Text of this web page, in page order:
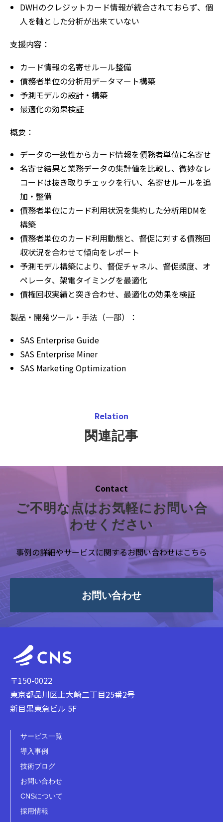
DWHのクレジットカード情報が統合されておらず、個
人を軸とした分析が出来ていない
支援内容：
カード情報の名寄せルール整備
債務者単位の分析用データマート構築
予測モデルの設計・構築
最適化の効果検証
概要：
データの一致性からカード情報を債務者単位に名寄せ
名寄せ結果と業務データの集計値を比較し、微妙なレ
コードは抜き取りチェックを行い、名寄せルールを追
加・整備
債務者単位にカード利用状況を集約した分析用DMを
構築
債務者単位のカード利用動態と、督促に対する債務回
収状況を合わせて傾向をレポート
予測モデル構築により、督促チャネル、督促頻度、オ
ペレータ、架電タイミングを最適化
債権回収実績と突き合わせ、最適化の効果を検証
製品・開発ツール・手法（一部）：
SAS Enterprise Guide
SAS Enterprise Miner
SAS Marketing Optimization
Relation
関連記事
Contact
ご不明な点はお気軽にお問い合
わせください
事例の詳細やサービスに関するお問い合わせはこちら
お問い合わせ
〒150-0022
東京都品川区上大崎二丁目25番2号
新目黒東急ビル 5F
サービス一覧
導入事例
技術ブログ
お問い合わせ
CNSについて
採用情報